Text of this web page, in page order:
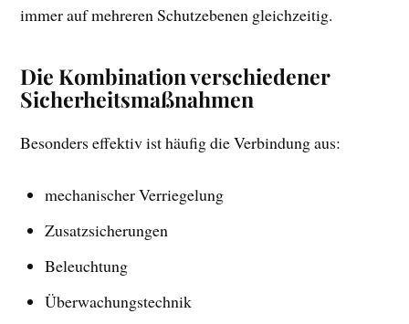
immer auf mehreren Schutzebenen gleichzeitig.
Die Kombination verschiedener
Sicherheitsmaßnahmen
Besonders effektiv ist häufig die Verbindung aus:
mechanischer Verriegelung
Zusatzsicherungen
Beleuchtung
Überwachungstechnik